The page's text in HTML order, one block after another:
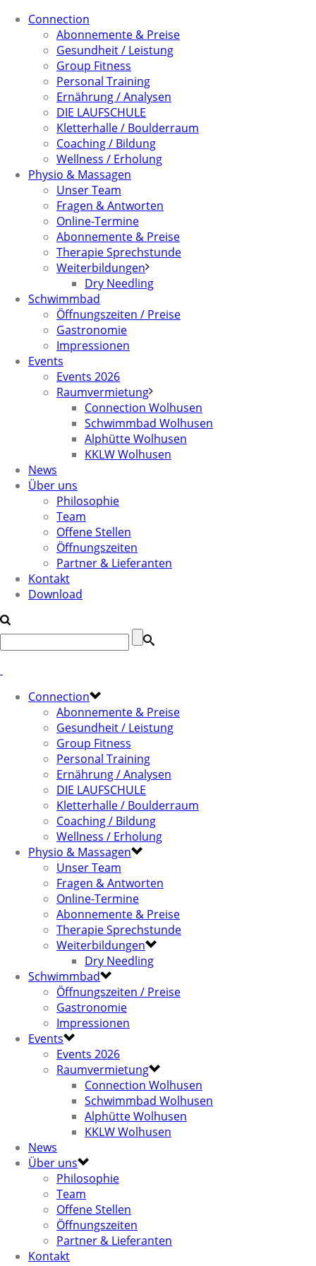
Connection
Abonnemente & Preise
Gesundheit / Leistung
Group Fitness
Personal Training
Ernährung / Analysen
DIE LAUFSCHULE
Kletterhalle / Boulderraum
Coaching / Bildung
Wellness / Erholung
Physio & Massagen
Unser Team
Fragen & Antworten
Online-Termine
Abonnemente & Preise
Therapie Sprechstunde
Weiterbildungen
Dry Needling
Schwimmbad
Öffnungszeiten / Preise
Gastronomie
Impressionen
Events
Events 2026
Raumvermietung
Connection Wolhusen
Schwimmbad Wolhusen
Alphütte Wolhusen
KKLW Wolhusen
News
Über uns
Philosophie
Team
Offene Stellen
Öffnungszeiten
Partner & Lieferanten
Kontakt
Download
Connection
Abonnemente & Preise
Gesundheit / Leistung
Group Fitness
Personal Training
Ernährung / Analysen
DIE LAUFSCHULE
Kletterhalle / Boulderraum
Coaching / Bildung
Wellness / Erholung
Physio & Massagen
Unser Team
Fragen & Antworten
Online-Termine
Abonnemente & Preise
Therapie Sprechstunde
Weiterbildungen
Dry Needling
Schwimmbad
Öffnungszeiten / Preise
Gastronomie
Impressionen
Events
Events 2026
Raumvermietung
Connection Wolhusen
Schwimmbad Wolhusen
Alphütte Wolhusen
KKLW Wolhusen
News
Über uns
Philosophie
Team
Offene Stellen
Öffnungszeiten
Partner & Lieferanten
Kontakt